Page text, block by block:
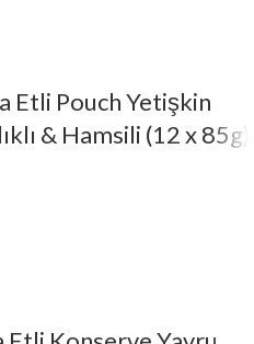
Etli Pouch Yetişkin
& Hamsili (12 x 85g)